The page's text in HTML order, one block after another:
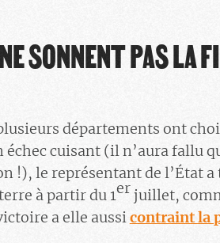
SONNENT PAS LA
départements ont
échec cuisant (il n’aura fallu
!), le représentant de l’État
à partir du 1erjuillet,
a elle aussicontraint la